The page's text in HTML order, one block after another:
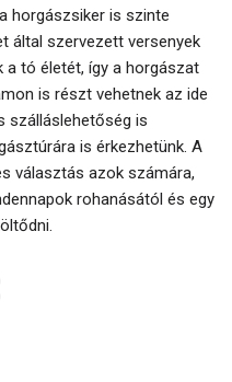
horgászsiker is szinte
által szervezett versenyek
a tó életét, így a horgászat
is részt vehetnek az ide
szálláslehetőség is
is érkezhetünk. A
választás azok számára,
rohanásától és egy